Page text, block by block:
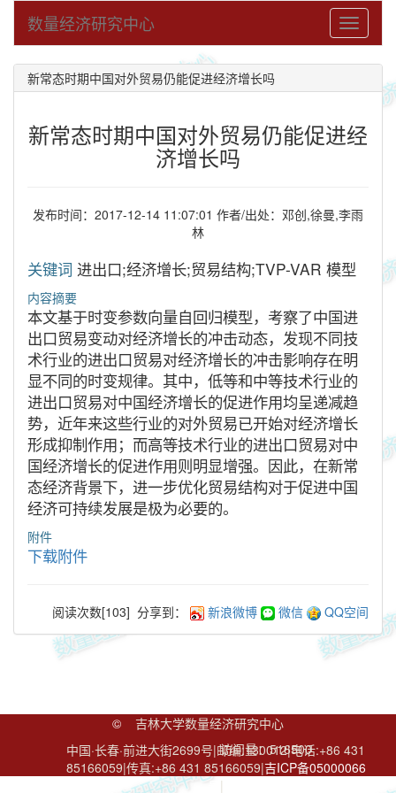
Toggle
数量经济研究中心
新常态时期中国对外贸易仍能促进经济增长吗
新常态时期中国对外贸易仍能促进经
济增长吗
发布时间：2017-12-14 11:07:01 作者/出处：邓创,徐曼,李雨
林
关键词 进出口;经济增长;贸易结构;TVP-VAR 模型
内容摘要
本文基于时变参数向量自回归模型，考察了中国进
出口贸易变动对经济增长的冲击动态，发现不同技
术行业的进出口贸易对经济增长的冲击影响存在明
显不同的时变规律。其中，低等和中等技术行业的
进出口贸易对中国经济增长的促进作用均呈递减趋
势，近年来这些行业的对外贸易已开始对经济增长
形成抑制作用；而高等技术行业的进出口贸易对中
国经济增长的促进作用则明显增强。因此，在新常
态经济背景下，进一步优化贸易结构对于促进中国
经济可持续发展是极为必要的。
附件
下载附件
阅读次数[103] 分享到： 新浪微博 微信 QQ空间
©
吉林大学数量经济研究中心
中国·长春·前进大街2699号|邮编:130012|电话:+86 431
85166059|传真:+86 431 85166059|吉ICP备05000066
号 |
访问量：516500